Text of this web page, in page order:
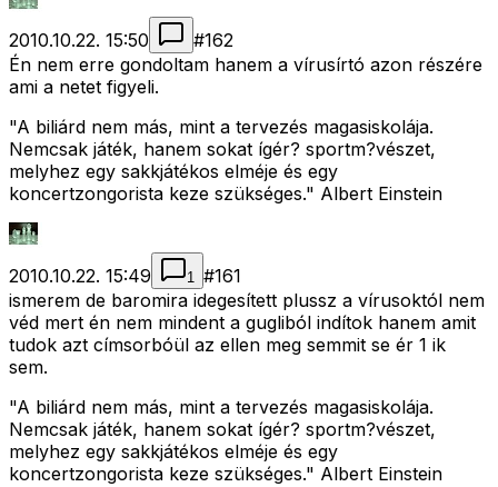
2010.10.22. 15:50 #162
Én nem erre gondoltam hanem a vírusírtó azon részére
ami a netet figyeli.
"A biliárd nem más, mint a tervezés magasiskolája.
Nemcsak játék, hanem sokat ígér? sportm?vészet,
melyhez egy sakkjátékos elméje és egy
koncertzongorista keze szükséges." Albert Einstein
2010.10.22. 15:49 1 #161
ismerem de baromira idegesített plussz a vírusoktól nem
véd mert én nem mindent a gugliból indítok hanem amit
tudok azt címsorbóül az ellen meg semmit se ér 1 ik
sem.
"A biliárd nem más, mint a tervezés magasiskolája.
Nemcsak játék, hanem sokat ígér? sportm?vészet,
melyhez egy sakkjátékos elméje és egy
koncertzongorista keze szükséges." Albert Einstein